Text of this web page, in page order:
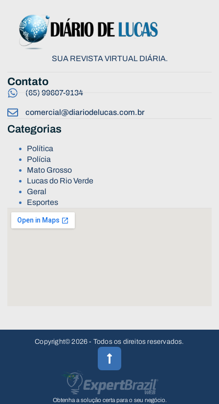
SUA REVISTA VIRTUAL DIÁRIA.
Contato
(65) 99607-9134
comercial@diariodelucas.com.br
Categorias
Política
Polícia
Mato Grosso
Lucas do Rio Verde
Geral
Esportes
Copyright© 2026 - Todos os direitos reservados.
Obtenha a solução certa para o seu negócio.